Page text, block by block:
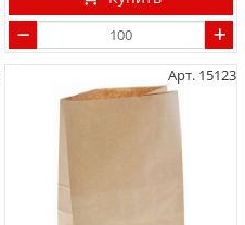
Арт. 15123